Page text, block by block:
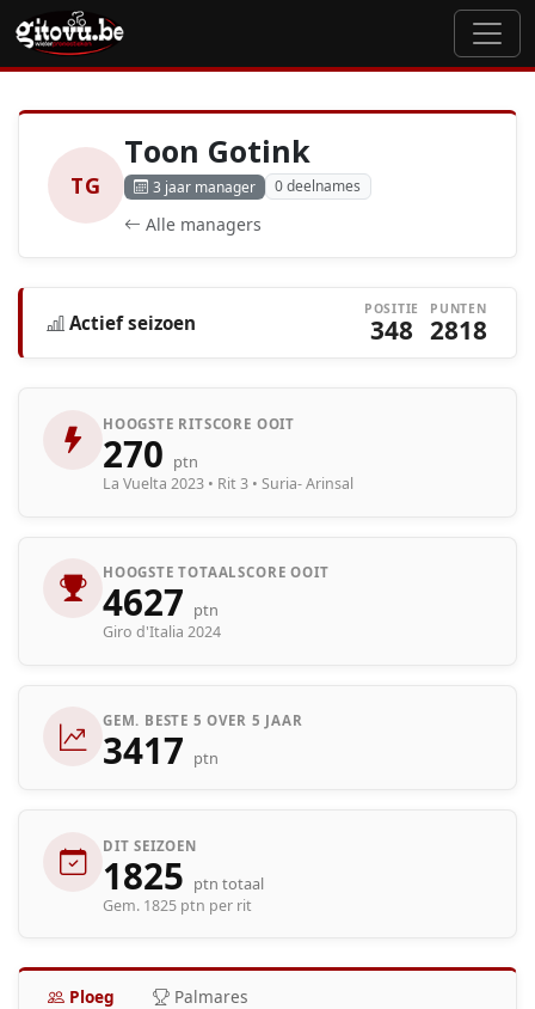
TG
Toon Gotink
3 jaar manager 0 deelnames
Alle managers
Actief seizoen
POSITIE
348
PUNTEN
2818
HOOGSTE RITSCORE OOIT
270 ptn
La Vuelta 2023 • Rit 3 • Suria- Arinsal
HOOGSTE TOTAALSCORE OOIT
4627 ptn
Giro d'Italia 2024
GEM. BESTE 5 OVER 5 JAAR
3417 ptn
DIT SEIZOEN
1825 ptn totaal
Gem. 1825 ptn per rit
Ploeg Palmares